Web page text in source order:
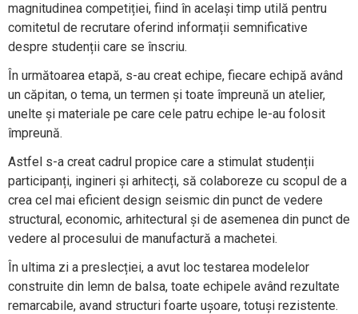
magnitudinea competiției, fiind în același timp utilă pentru
comitetul de recrutare oferind informații semnificative
despre studenții care se înscriu.
În următoarea etapă, s-au creat echipe, fiecare echipă având
un căpitan, o tema, un termen și toate împreună un atelier,
unelte și materiale pe care cele patru echipe le-au folosit
împreună.
Astfel s-a creat cadrul propice care a stimulat studenții
participanți, ingineri și arhitecți, să colaboreze cu scopul de a
crea cel mai eficient design seismic din punct de vedere
structural, economic, arhitectural și de asemenea din punct de
vedere al procesului de manufactură a machetei.
În ultima zi a preslecției, a avut loc testarea modelelor
construite din lemn de balsa, toate echipele având rezultate
remarcabile, avand structuri foarte ușoare, totuși rezistente.